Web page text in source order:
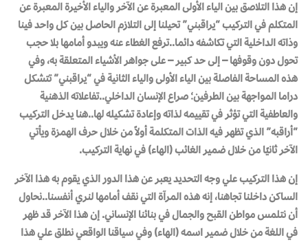
إن هذا التلاصق بين الياء الأولى المعبرة عن الآخر والياء الأخيرة المعبرة عن
المتكلم في التركيب “يراقبني” تحيلنا إلى التلازم الحاصل بين كل واحد فينا
وذاته الداخلية التي تكاشفه دائما..ترفع الغطاء عنه ويبدو أمامها بلا حجب
تحول دون وقوفها – إلى حد كبير – على جواهر الأشياء المتعلقة به، وفي
هذه المساحة الفاصلة بين الياء الأولى والياء الثانية في “يراقبني” تتشكل
دراما المواجهة بين الطرفين؛ صراع الإنسان الداخلي..تفاعلاته الذهنية
والعاطفية التي تؤثر في تقييمه لذاته وإعادة تشكيله لها..هنا يدخل التركيب
“أراقبه” الذي تظهر فيه الذات المتكلمة أولاً من خلال حرف الهمزة ويأتي
الآخر ثانيًا من خلال ضمير الغائب (الهاء) في نهاية التركيب.
إن هذا التركيب علي وجه التحديد يعبر عن هذا الدور الذي يقوم به هذا الآخر
الساكن داخلنا تجاهنا، إنه هذه المرآة التي نقف أمامها لنري أنفسنا..نحاول
أن نتلمس مواطن القبح والجمال في بنائنا الإنساني. إن هذا الآخر قد ظهر
في اللغة من خلال ضمير اسمه (الهاء) وفي سياقنا الواقعي نطلق علي هذا